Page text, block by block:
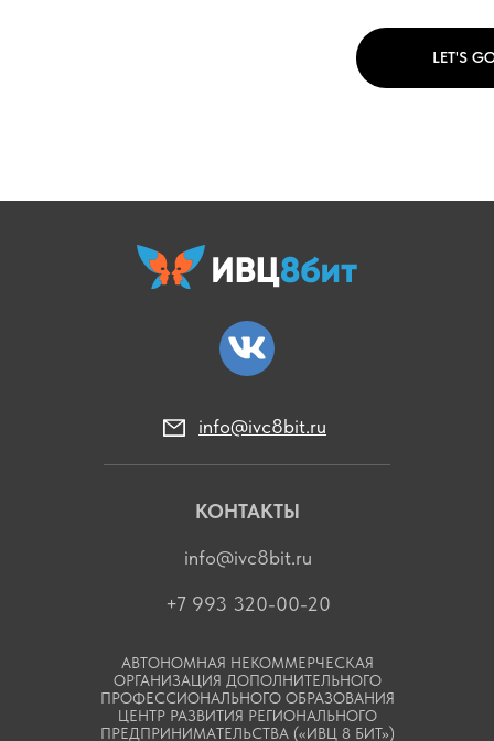
LET'S
info@ivc8bit.ru
АВТОНОМНАЯ НЕКОММЕРЧЕСКАЯ
ОРГАНИЗАЦИЯ ДОПОЛНИТЕЛЬНОГО
ПРОФЕССИОНАЛЬНОГО ОБРАЗОВАНИЯ
ЦЕНТР РАЗВИТИЯ РЕГИОНАЛЬНОГО
ПРЕДПРИНИМАТЕЛЬСТВА («ИВЦ 8 БИТ»)
КОНТАКТЫ
info@ivc8bit.ru
+7 993 320-00-20